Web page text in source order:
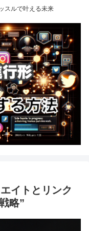
スルで叶える未来
イトとリンク
略”